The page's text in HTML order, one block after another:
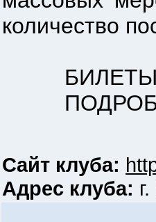
количество
БИЛЕТЫ:
Сайт клуба:
Адрес клуба: